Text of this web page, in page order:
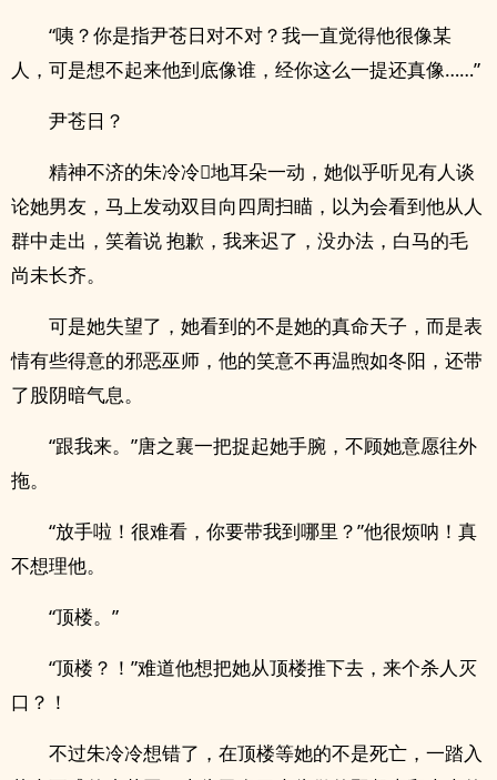
“咦？你是指尹苍日对不对？我一直觉得他很像某
人，可是想不起来他到底像谁，经你这么一提还真像……”
尹苍日？
精神不济的朱冷冷地耳朵一动，她似乎听见有人谈
论她男友，马上发动双目向四周扫瞄，以为会看到他从人
群中走出，笑着说 抱歉，我来迟了，没办法，白马的毛
尚未长齐。
可是她失望了，她看到的不是她的真命天子，而是表
情有些得意的邪恶巫师，他的笑意不再温煦如冬阳，还带
了股阴暗气息。
“跟我来。”唐之襄一把捉起她手腕，不顾她意愿往外
拖。
“放手啦！很难看，你要带我到哪里？”他很烦呐！真
不想理他。
“顶楼。”
“顶楼？！”难道他想把她从顶楼推下去，来个杀人灭
口？！
不过朱冷冷想错了，在顶楼等她的不是死亡，一踏入